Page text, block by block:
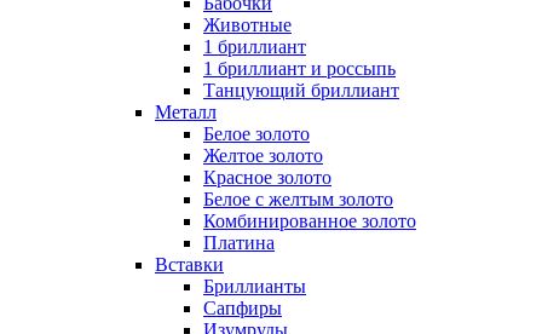
Животные
1 бриллиант
1 бриллиант и россыпь
Танцующий бриллиант
Металл
Белое золото
Желтое золото
Красное золото
Белое с желтым золото
Комбинированное золото
Платина
Вставки
Бриллианты
Сапфиры
Изумруды